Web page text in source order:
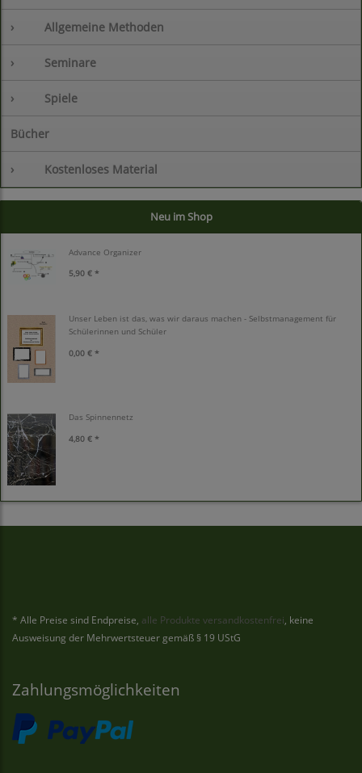
› Allgemeine Methoden
› Seminare
› Spiele
Bücher
› Kostenloses Material
Neu im Shop
Advance Organizer
5,90 € *
Unser Leben ist das, was wir daraus machen - Selbstmanagement für
Schülerinnen und Schüler
0,00 € *
Das Spinnennetz
4,80 € *
* Alle Preise sind Endpreise, alle Produkte versandkostenfrei , keine
Ausweisung der Mehrwertsteuer gemäß § 19 UStG
Zahlungsmöglichkeiten